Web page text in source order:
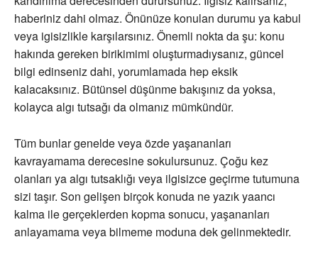
haberiniz dahi olmaz. Önünüze konulan durumu ya kabul
veya igisizlikle karşılarsınız. Önemli nokta da şu: konu
hakında gereken birikimimi oluşturmadıysanız, güncel
bilgi edinseniz dahi, yorumlamada hep eksik
kalacaksınız. Bütünsel düşünme bakışınız da yoksa,
kolayca algı tutsağı da olmanız mümkündür.
Tüm bunlar genelde veya özde yaşananları
kavrayamama derecesine sokulursunuz. Çoğu kez
olanları ya algı tutsaklığı veya ilgisizce geçirme tutumuna
sizi taşır. Son gelişen birçok konuda ne yazık yaancı
kalma ile gerçeklerden kopma sonucu, yaşananları
anlayamama veya bilmeme moduna dek gelinmektedir.